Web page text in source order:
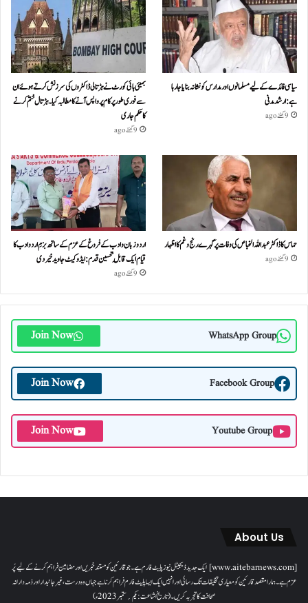
سیاسی فائدے کے لیے مسلمانوں اور مدارس کو نشانہ بنایا جا رہا
ہے: ارشد مدنی
9 گھنٹے ago
بمبئی ہائی کورٹ نے ہڑتالی ڈاکٹروں کی سرزنش کرتے ہوئے ان
سے فوری طور پر کام پر واپس آنے کا مطالبہ کیا۔ہڑتال ختم کرنے
کا حکم جاری
9 گھنٹے ago
حماس کا ڈاکٹر عبداللہ الخباص کی وفات پر گہرے رنج وغم کااظہار
9 گھنٹے ago
اردو زبان و ادب کے فروغ کے عزم کے ساتھ بزمِ اردو ادب کا
قیام ایک قابلِ تحسین قدم : ایڈوکیٹ جاوید خیردی
9 گھنٹے ago
WhatsApp Group
Join Now
Facebook Group
Join Now
Youtube Group
Join Now
About Us
[www.aitebarnews.com] ایک جدید ڈیجیٹل نیوز پلیٹ فارم ہے۔ جو قارئین کو مستند خبریں اور مضامین فراہم کرنے کے لیے پُر
عزم ہے۔ ہمارا مقصدقارئین کو معیاری تخلیقات تک رسائی اور انہیں ایک ایسا پلیٹ فارم فراہم کرنا ہے جہاں وہ درست، غیر جانبدار اور ذمہ دارانہ
صحافت کا تجربہ کریں۔( تاریخ اشاعت : یکم؍ ستمبر 2023ء)